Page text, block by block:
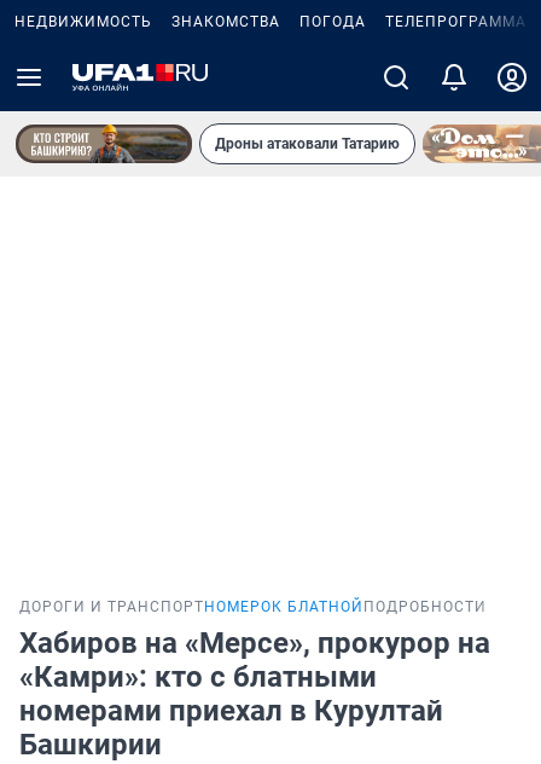
НЕДВИЖИМОСТЬ ЗНАКОМСТВА ПОГОДА ТЕЛЕПРОГРАММА
Дроны атаковали Татарию
ДОРОГИ И ТРАНСПОРТ НОМЕРОК БЛАТНОЙ ПОДРОБНОСТИ
Хабиров на «Мерсе», прокурор на
«Камри»: кто с блатными
номерами приехал в Курултай
Башкирии